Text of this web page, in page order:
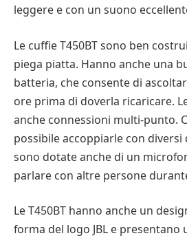
leggere e con un suono
Le cuffie T450BT sono ben
piega piatta. Hanno anche una
batteria, che consente di
ore prima di doverla ricaricare.
anche connessioni multi-punto.
possibile accoppiarle con diversi
sono dotate anche di un
parlare con altre persone
Le T450BT hanno anche un
forma del logo JBL e presentano